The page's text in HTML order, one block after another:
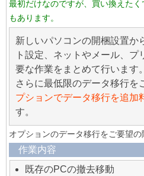
最初だけなのですが、買い換えた
もあります。
新しいパソコンの開梱設置か
ト設定、ネットやメール、
要な作業をまとめて行います。
さらに最低限のデータ移行を
プションでデータ移行を追加
す。
オプションのデータ移行をご要望の
作業内容
既存のPCの撤去移動